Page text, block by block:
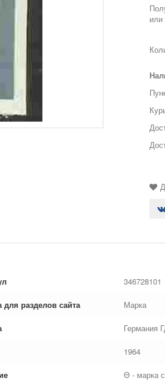
или
346728101
для разделов сайта Марка
Германия
1964
Θ - марка